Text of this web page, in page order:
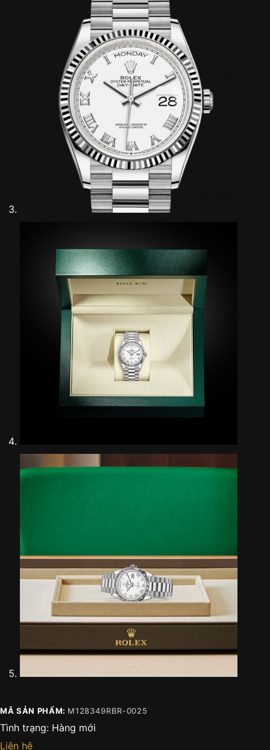
MÃ SẢN PHẨM: M128349RBR-0025
Tình trạng: Hàng mới
Liên hệ